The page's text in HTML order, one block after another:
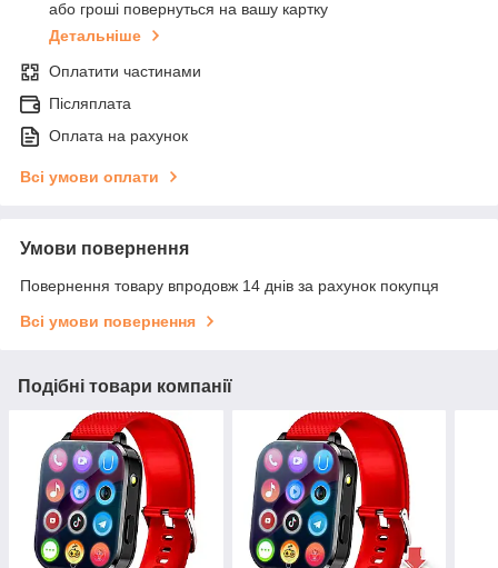
або гроші повернуться на вашу картку
Детальніше
Оплатити частинами
Післяплата
Оплата на рахунок
Всі умови оплати
Умови повернення
Повернення товару впродовж 14 днів за рахунок покупця
Всі умови повернення
Подібні товари компанії